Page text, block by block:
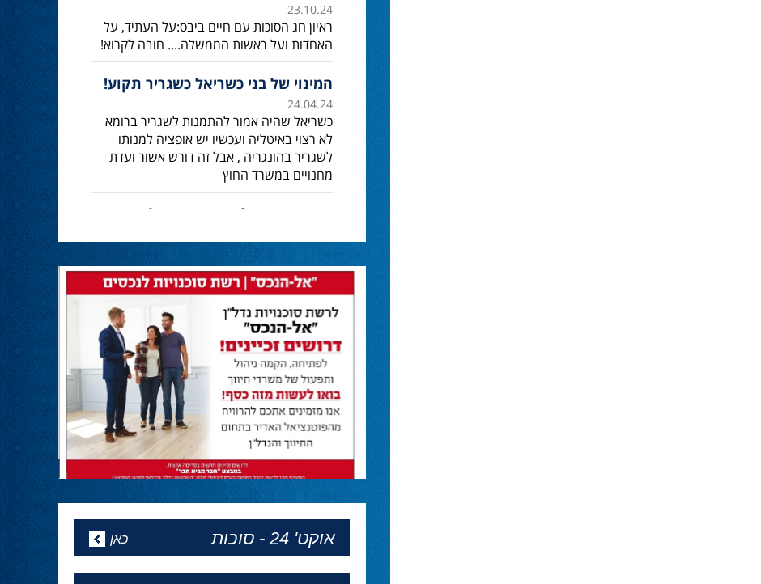
23.10.24
ראיון חג הסוכות עם חיים ביבס:על העתיד, על
האחדות ועל ראשות הממשלה.... חובה לקרוא!
המינוי של בני כשריאל כשגריר תקוע!
24.04.24
כשריאל שהיה אמור להתמנות לשגריר ברומא
לא רצוי באיטליה ועכשיו יש אופציה למנותו
לשגריר בהונגריה , אבל זה דורש אשור ועדת
מחנויים במשרד החוץ
ח’כ אושר שקלים: נתניהו מגלה
30.04.24
חבר הכנסת אושר שקלים מחזק את ראש
הממשלה:
״מול כל הלחצים, החתרנים והדיס אינפורמציה,
ראש הממשלה נתניהו שוב מגלה מנהיגות,
ובהתאם לקריאתנו, לרצון העם והחיילים מבהיר
שניכנס לרפיח ונחסל את מה שנשאר מגדודי
החמאס. עד הניצחון המוחלט!״
המגזין של פסח
24.04.24
מהדורה מיוחדת לפסח של ''הכל פוליטיקה''
באתר - כל העיתונים
אופיר אקוניס יתחיל את כהונתו
כקונסול בניו יורק ב1 למאי
24.04.24
אופיר אקוניס יתחיל את כהונתו כקונסול בניו יורק
ב1 למאי